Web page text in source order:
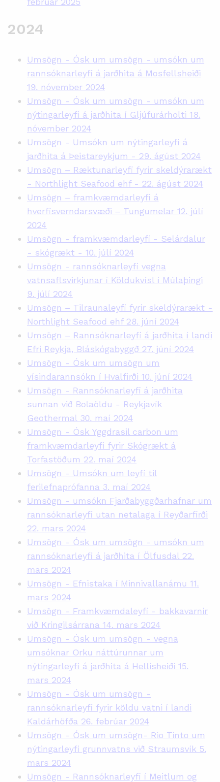
2024
Umsögn - Ósk um umsögn - umsókn um
rannsóknarleyfi á jarðhita á Mosfellsheiði
19. nóvember 2024
Umsögn - Ósk um umsögn - umsókn um
nýtingarleyfi á jarðhita í Gljúfurárholti 18.
nóvember 2024
Umsögn - Umsókn um nýtingarleyfi á
jarðhita á Þeistareykjum - 29. ágúst 2024
Umsögn – Ræktunarleyfi fyrir skeldýrarækt
- Northlight Seafood ehf - 22. ágúst 2024
Umsögn – framkvæmdarleyfi á
hverfisverndarsvæði – Tungumelar 12. júlí
2024
Umsögn - framkvæmdarleyfi - Selárdalur
- skógrækt - 10. júlí 2024
Umsögn - rannsóknarleyfi vegna
vatnsaflsvirkjunar í Köldukvísl í Múlaþingi
9. júlí 2024
Umsögn – Tilraunaleyfi fyrir skeldýrarækt -
Northlight Seafood ehf 28. júní 2024
Umsögn – Rannsóknarleyfi á jarðhita í landi
Efri Reykja, Bláskógabyggð 27. júní 2024
Umsögn - Ósk um umsögn um
vísindarannsókn í Hvalfirði 10. júní 2024
Umsögn - Rannsóknarleyfi á jarðhita
sunnan við Bolaöldu - Reykjavík
Geothermal 30. maí 2024
Umsögn - Ósk Yggdrasil carbon um
framkvæmdarleyfi fyrir Skógrækt á
Torfastöðum 22. maí 2024
Umsögn - Umsókn um leyfi til
ferilefnaprófanna 3. maí 2024
Umsögn - umsókn Fjarðabyggðarhafnar um
rannsóknarleyfi utan netalaga í Reyðarfirði
22. mars 2024
Umsögn - Ósk um umsögn - umsókn um
rannsóknarleyfi á jarðhita í Ölfusdal 22.
mars 2024
Umsögn - Efnistaka í Minnivallanámu 11.
mars 2024
Umsögn - Framkvæmdaleyfi - bakkavarnir
við Kringilsárrana 14. mars 2024
Umsögn - Ósk um umsögn - vegna
umsóknar Orku náttúrunnar um
nýtingarleyfi á jarðhita á Hellisheiði 15.
mars 2024
Umsögn - Ósk um umsögn -
rannsóknarleyfi fyrir köldu vatni í landi
Kaldárhöfða 26. febrúar 2024
Umsögn - Ósk um umsögn- Rio Tinto um
nýtingarleyfi grunnvatns við Straumsvík 5.
mars 2024
Umsögn - Rannsóknarleyfi í Meitlum og